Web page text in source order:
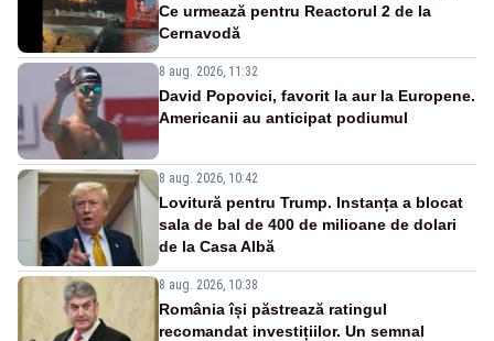
Ce urmează pentru Reactorul 2 de la
Cernavodă
8 aug. 2026, 11:32
David Popovici, favorit la aur la Europene.
Americanii au anticipat podiumul
8 aug. 2026, 10:42
Lovitură pentru Trump. Instanța a blocat
sala de bal de 400 de milioane de dolari
de la Casa Albă
8 aug. 2026, 10:38
România își păstrează ratingul
recomandat investițiilor. Un semnal